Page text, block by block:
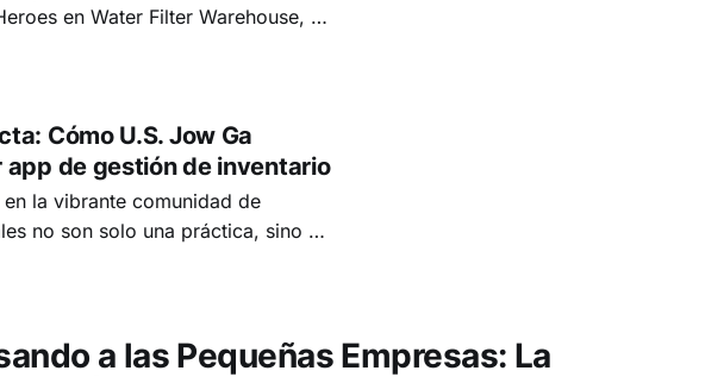
en Water Filter Warehouse, ha
las soluciones de tratamiento de
Cómo U.S. Jow Ga
de gestión de inventario
la vibrante comunidad de
no son solo una práctica, sino un
Sifu Alex Lim, esta escuela de
a las Pequeñas Empresas: La